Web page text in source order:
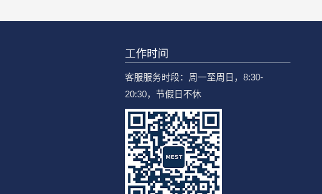
工作时间
客服服务时段：周一至周日，8:30-
20:30，节假日不休